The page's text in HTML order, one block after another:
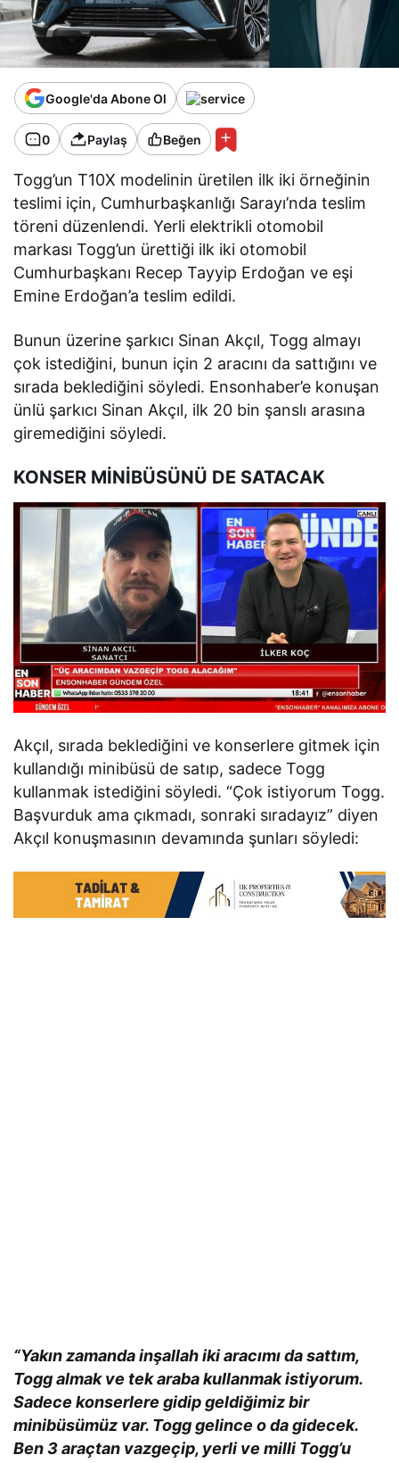
Google'da Abone Ol
0 Paylaş Beğen
Togg’un T10X modelinin üretilen ilk iki örneğinin
teslimi için, Cumhurbaşkanlığı Sarayı’nda teslim
töreni düzenlendi. Yerli elektrikli otomobil
markası Togg’un ürettiği ilk iki otomobil
Cumhurbaşkanı Recep Tayyip Erdoğan ve eşi
Emine Erdoğan’a teslim edildi.
Bunun üzerine şarkıcı Sinan Akçıl, Togg almayı
çok istediğini, bunun için 2 aracını da sattığını ve
sırada beklediğini söyledi. Ensonhaber’e konuşan
ünlü şarkıcı Sinan Akçıl, ilk 20 bin şanslı arasına
giremediğini söyledi.
KONSER MİNİBÜSÜNÜ DE SATACAK
Akçıl, sırada beklediğini ve konserlere gitmek için
kullandığı minibüsü de satıp, sadece Togg
kullanmak istediğini söyledi. “Çok istiyorum Togg.
Başvurduk ama çıkmadı, sonraki sıradayız” diyen
Akçıl konuşmasının devamında şunları söyledi:
“Yakın zamanda inşallah iki aracımı da sattım,
Togg almak ve tek araba kullanmak istiyorum.
Sadece konserlere gidip geldiğimiz bir
minibüsümüz var. Togg gelince o da gidecek.
Ben 3 araçtan vazgeçip, yerli ve milli Togg’u